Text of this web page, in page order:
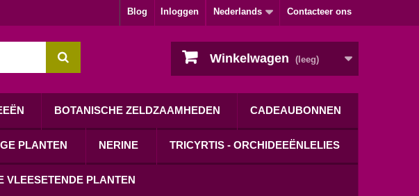
Contacteer ons
Nederlands
Inloggen
Blog
Winkelwagen (leeg)
BOTANISCHE ZELDZAAMHEDEN CADEAUBONNEN
PLANTEN NERINE TRICYRTIS - ORCHIDEEËNLELIES
VLEESETENDE PLANTEN